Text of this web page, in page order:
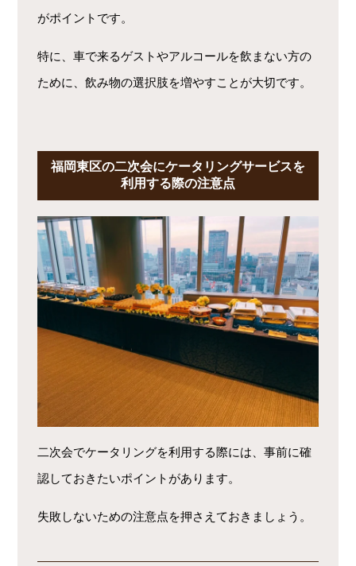
がポイントです。
特に、車で来るゲストやアルコールを飲まない方の
ために、飲み物の選択肢を増やすことが大切です。
福岡東区の二次会にケータリングサービスを
利用する際の注意点
二次会でケータリングを利用する際には、事前に確
認しておきたいポイントがあります。
失敗しないための注意点を押さえておきましょう。